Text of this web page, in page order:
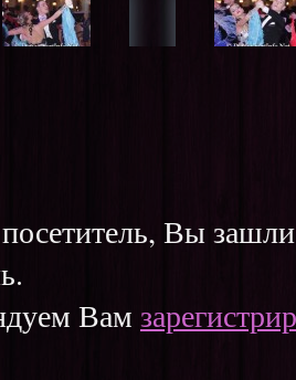
Вы зашли
Вам